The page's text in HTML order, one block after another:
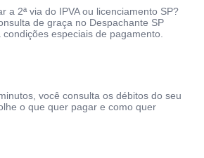
a 2ª via do IPVA ou licenciamento SP?
de graça no Despachante SP
condições especiais de pagamento.
você consulta os débitos do seu
o que quer pagar e como quer